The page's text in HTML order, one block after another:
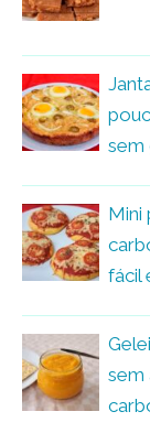
sem
Mini
fácil
sem